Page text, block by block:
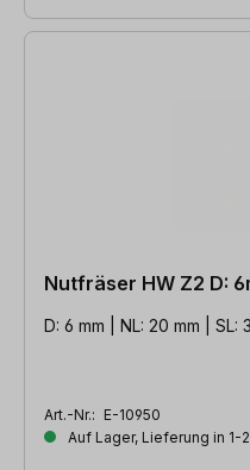
Nutfräser HW Z2 D:
D: 6 mm | NL: 20 mm | SL:
Art.-Nr.: E-10950
Auf Lager, Lieferung in 1-